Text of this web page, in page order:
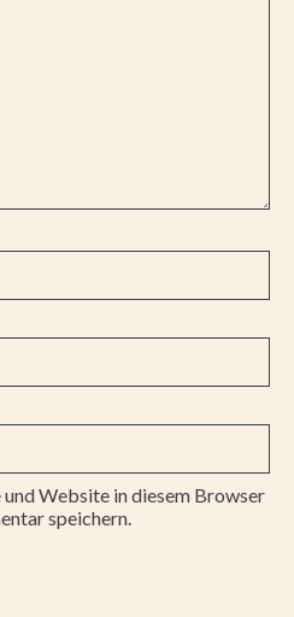
Website in diesem Browser
speichern.